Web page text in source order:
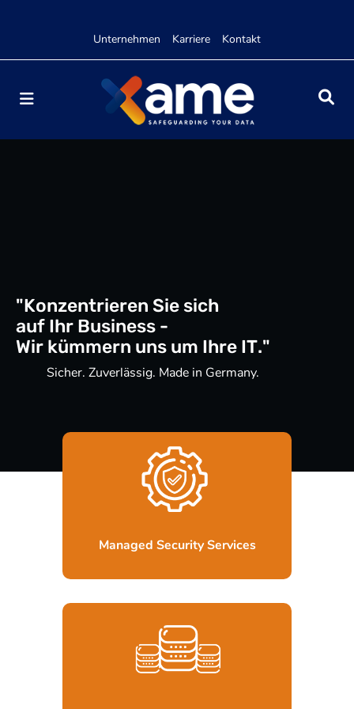
Unternehmen Karriere Kontakt
"Konzentrieren Sie sich
auf Ihr Business -
Wir kümmern uns um Ihre IT."
Sicher. Zuverlässig. Made in Germany.
Managed Security Services
Wir als Managed Security Service
Provider kümmern uns um die IT
Security in Ihrer IT Infrastruktur.
In unseren Datacentern betreiben wir
für Sie Ihre IT Infrastruktur, sicher,
stabil und hochverfügbar.